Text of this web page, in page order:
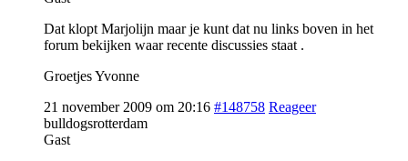
Dat klopt Marjolijn maar je kunt dat nu links boven in het
forum bekijken waar recente discussies staat .
Groetjes Yvonne
21 november 2009 om 20:16 #148758 Reageer
bulldogsrotterdam
Gast